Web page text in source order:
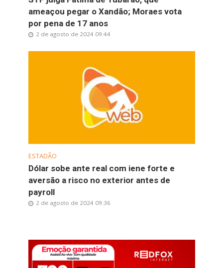
ameaçou pegar o Xandão; Moraes vota
por pena de 17 anos
2 de agosto de 2024 09:44
ESTADÃO
Dólar sobe ante real com iene forte e
aversão a risco no exterior antes de
payroll
2 de agosto de 2024 09:36